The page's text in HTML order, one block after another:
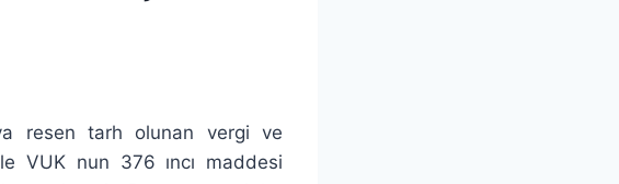
resen tarh olunan vergi ve
VUK nun 376 ıncı maddesi